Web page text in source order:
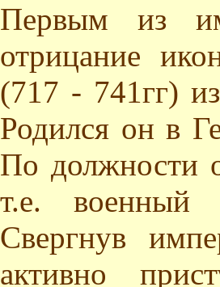
Первым из
отрицание
(717 - 741гг)
Родился он в
По должности
т.е. военный
Свергнув
активно